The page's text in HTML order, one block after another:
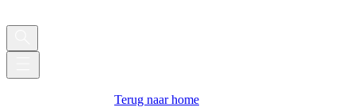
Terug naar home